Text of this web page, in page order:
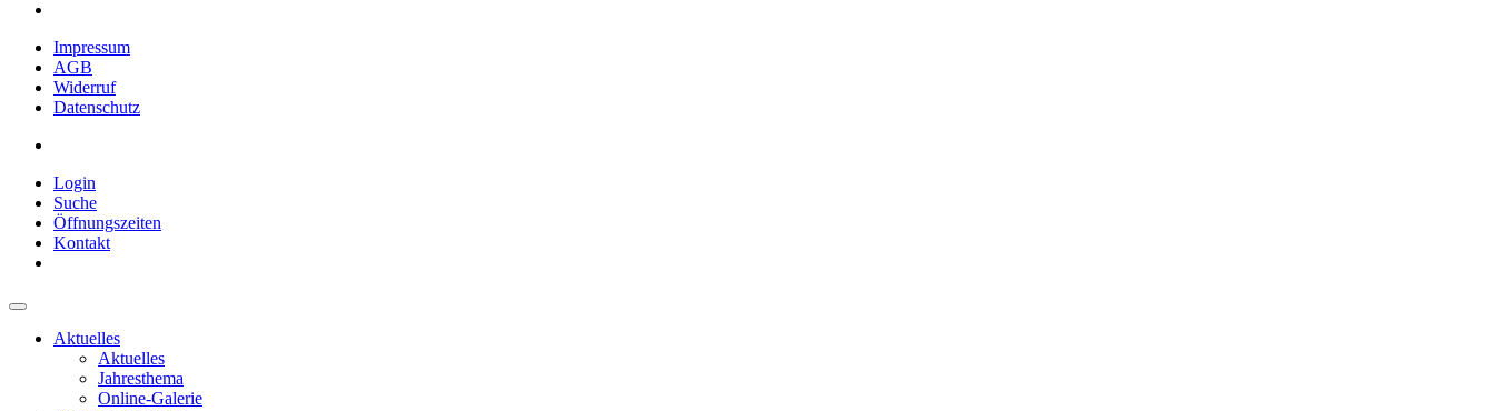
Impressum
AGB
Widerruf
Datenschutz
Login
Suche
Öffnungszeiten
Kontakt
Aktuelles
Aktuelles
Jahresthema
Online-Galerie